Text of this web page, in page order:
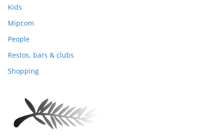
Kids
Mipcom
People
Restos, bars & clubs
Shopping